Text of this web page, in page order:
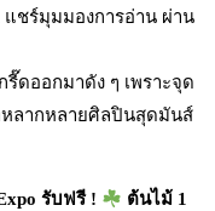
แชร์มุมมองการอ่าน ผ่าน
ดออกมาดัง ๆ เพราะจุด
หลากหลายศิลปินสุดมันส์
รับฟรี !
ต้นไม้ 1